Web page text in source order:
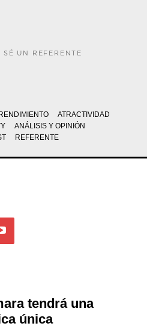
SÉ UN REFERENTE
ATRACTIVIDAD
ANÁLISIS Y OPINIÓN
REFERENTE
tendrá una
única